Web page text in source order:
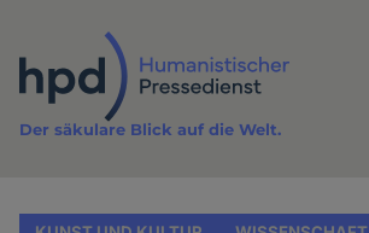
Inhalt
Der säkulare Blick auf die Welt.